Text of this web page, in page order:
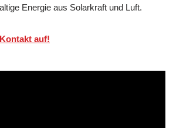
Energie aus Solarkraft und Luft.
auf!